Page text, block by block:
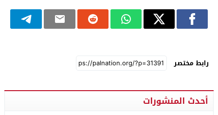
رابط مختصر
أحدث المنشورات